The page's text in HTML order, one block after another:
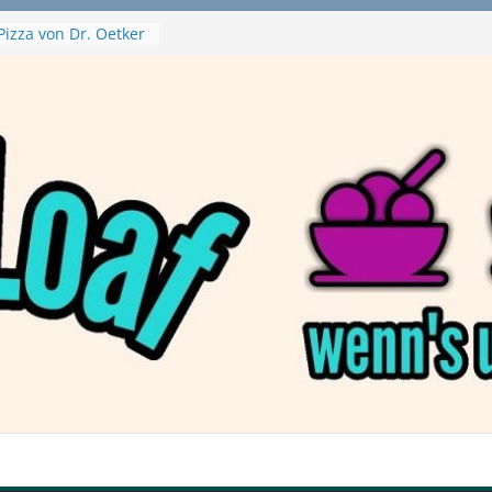
von Dr. Oetker
Nuggets und
wirklich vegan?
Haftbefehl /